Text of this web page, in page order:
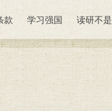
款 学习强国 读研不